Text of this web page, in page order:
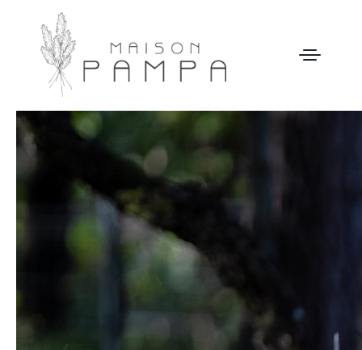
WELCOME
MAISON PAMPA
NOTRE HISTOIRE